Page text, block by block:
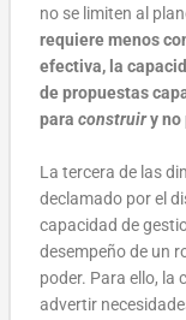
no se limiten al
requiere menos
efectiva, la
de propuestas
paraconstruiry no
La tercera de las
declamado por el
capacidad de
desempeño de un
poder. Para ello, la
advertir